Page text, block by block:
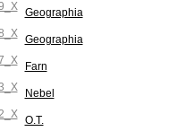
Geographia
Geographia
Farn
Nebel
O.T.